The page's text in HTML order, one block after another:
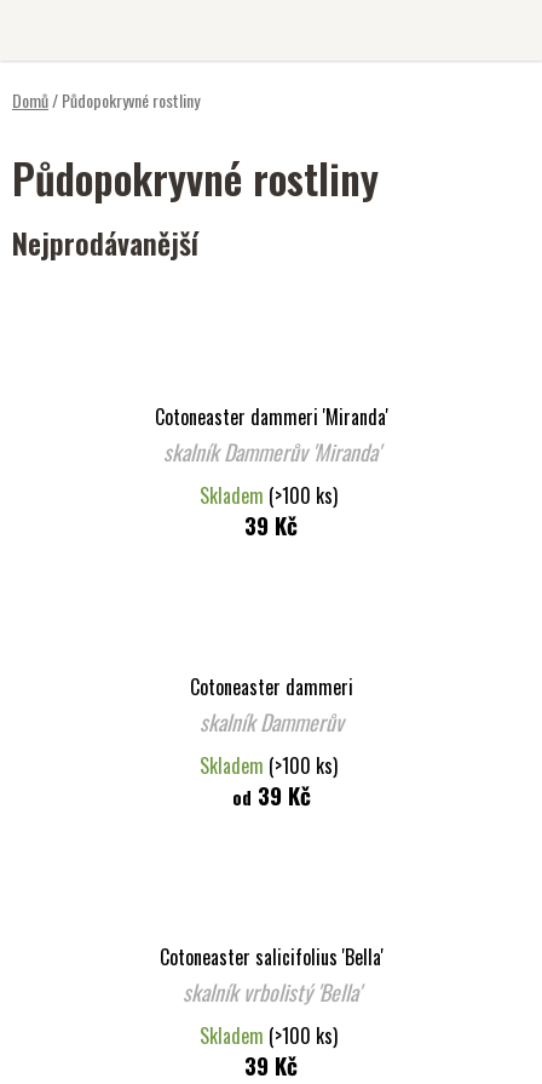
Domů/Půdopokryvné rostliny
Půdopokryvné rostliny
Nejprodávanější
Cotoneaster dammeri 'Miranda'
skalník Dammerův 'Miranda'
Skladem (>100 ks)
39 Kč
Cotoneaster dammeri
skalník Dammerův
Skladem (>100 ks)
od 39 Kč
Cotoneaster salicifolius 'Bella'
skalník vrbolistý 'Bella'
Skladem (>100 ks)
39 Kč